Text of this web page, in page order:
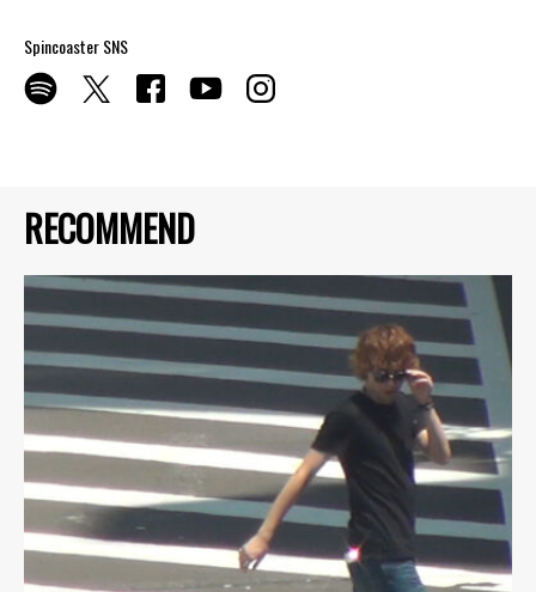
RECOMMEND
Spincoaster SNS